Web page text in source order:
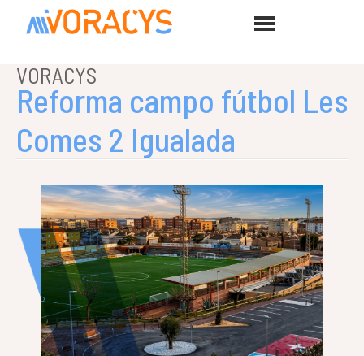
VORACYS
Reforma campo fútbol Les
Comes 2 Igualada